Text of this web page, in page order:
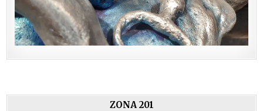
ZONA 201